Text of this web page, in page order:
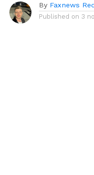
By Faxnews
Published on 3